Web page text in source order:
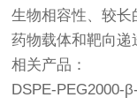
生物相容性、较
药物载体和靶向递
相关产品：
DSPE-PEG2000-